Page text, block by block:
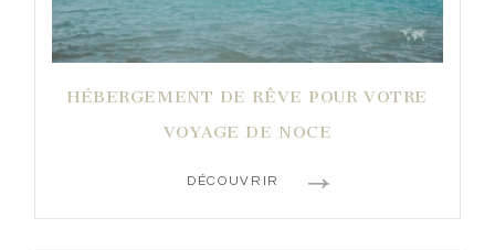
HÉBERGEMENT DE RÊVE POUR VOTRE
VOYAGE DE NOCE
DÉCOUVRIR